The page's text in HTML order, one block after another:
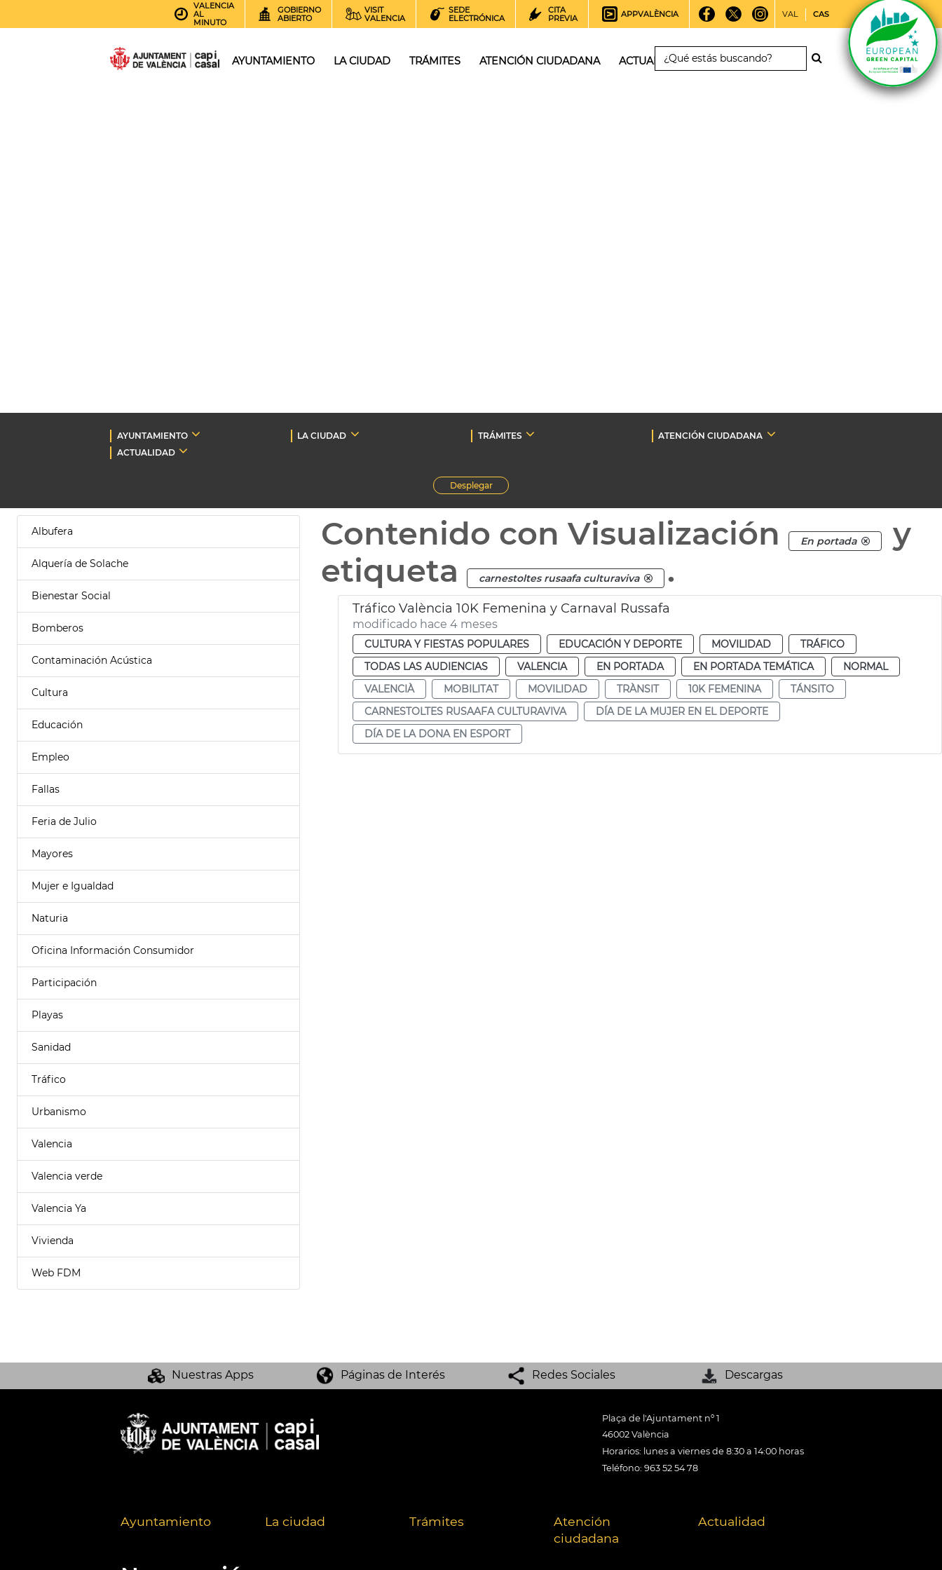
VALENCIA
AL
MINUTO
GOBIERNO
ABIERTO
VISIT
VALENCIA
SEDE
ELECTRÓNICA
CITA
PREVIA
APPVALÈNCIA VAL CAS
AYUNTAMIENTO LA CIUDAD TRÁMITES ATENCIÓN CIUDADANA ACTUALIDAD
AYUNTAMIENTO LA CIUDAD TRÁMITES
ATENCIÓN CIUDADANA
ACTUALIDAD
Desplegar
Albufera
Alquería de Solache
Bienestar Social
Bomberos
Contaminación Acústica
Cultura
Educación
Empleo
Fallas
Feria de Julio
Mayores
Mujer e Igualdad
Naturia
Oficina Información Consumidor
Participación
Playas
Sanidad
Tráfico
Urbanismo
Valencia
Valencia verde
Valencia Ya
Vivienda
Web FDM
Contenido con Visualización En portada
y
etiqueta
carnestoltes rusaafa culturaviva .
Tráfico València 10K Femenina y Carnaval Russafa
modificado hace 4 meses
CULTURA Y FIESTAS POPULARES EDUCACIÓN Y DEPORTE MOVILIDAD
TRÁFICO
TODAS LAS AUDIENCIAS
VALENCIA EN PORTADA EN PORTADA TEMÁTICA
NORMAL
VALENCIÀ
MOBILITAT MOVILIDAD TRÀNSIT 10K FEMENINA
TÁNSITO
CARNESTOLTES RUSAAFA CULTURAVIVA
DÍA DE LA MUJER EN EL DEPORTE
DÍA DE LA DONA EN ESPORT
Nuestras Apps Páginas de Interés Redes Sociales Descargas
Plaça de l'Ajuntament nº 1
46002 València
Horarios: lunes a viernes de 8:30 a 14:00 horas
Teléfono: 963 52 54 78
Ayuntamiento La ciudad Trámites
Atención
ciudadana
Actualidad